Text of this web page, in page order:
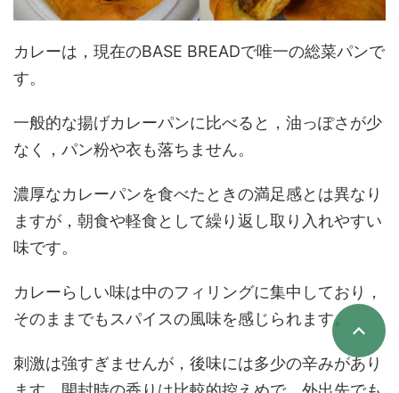
カレーは，現在のBASE BREADで唯一の総菜パンで
す。
一般的な揚げカレーパンに比べると，油っぽさが少
なく，パン粉や衣も落ちません。
濃厚なカレーパンを食べたときの満足感とは異なり
ますが，朝食や軽食として繰り返し取り入れやすい
味です。
カレーらしい味は中のフィリングに集中しており，
そのままでもスパイスの風味を感じられます。
刺激は強すぎませんが，後味には多少の辛みがあり